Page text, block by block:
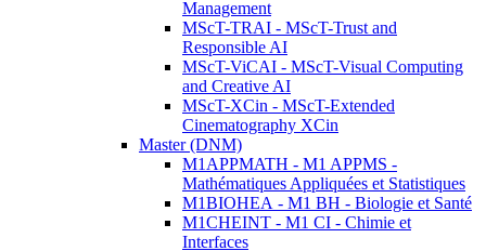
Management
MScT-TRAI - MScT-Trust and
Responsible AI
MScT-ViCAI - MScT-Visual Computing
and Creative AI
MScT-XCin - MScT-Extended
Cinematography XCin
Master (DNM)
M1APPMATH - M1 APPMS -
Mathématiques Appliquées et Statistiques
M1BIOHEA - M1 BH - Biologie et Santé
M1CHEINT - M1 CI - Chimie et
Interfaces